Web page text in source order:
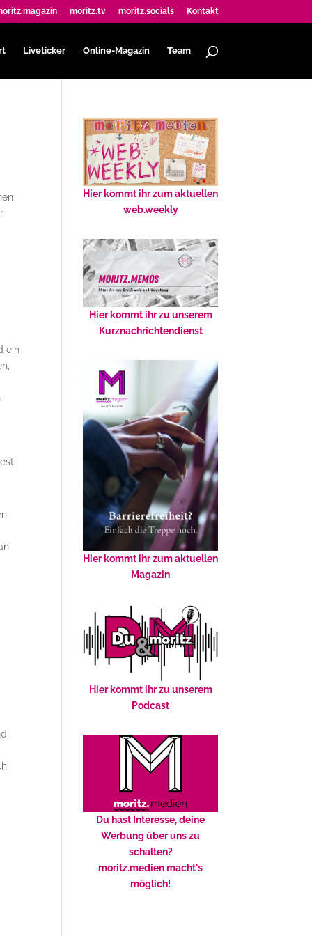
moritz.tv moritz.socials Kontakt
Liveticker Online-Magazin Team
ein
Hier kommt ihr zum aktuellen
web.weekly
Hier kommt ihr zu unserem
Kurznachrichtendienst
Hier kommt ihr zum aktuellen
Magazin
Hier kommt ihr zu unserem
Podcast
Du hast Interesse, deine
Werbung über uns zu
schalten?
moritz.medien macht's
möglich!